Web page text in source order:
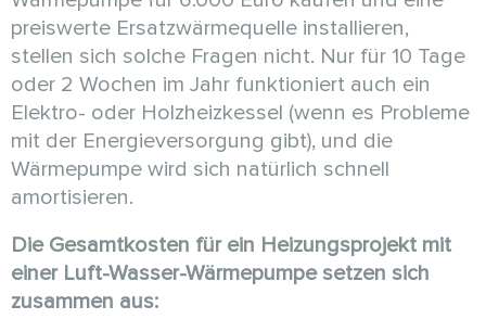
preiswerte Ersatzwärmequelle installieren,
stellen sich solche Fragen nicht. Nur für 10 Tage
oder 2 Wochen im Jahr funktioniert auch ein
Elektro- oder Holzheizkessel (wenn es Probleme
mit der Energieversorgung gibt), und die
Wärmepumpe wird sich natürlich schnell
amortisieren.
Die Gesamtkosten für ein Heizungsprojekt mit
einer Luft-Wasser-Wärmepumpe setzen sich
zusammen aus: